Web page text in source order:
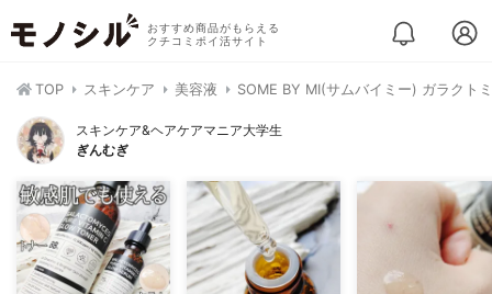
おすすめ商品がもらえる
クチコミポイ活サイト
TOP スキンケア 美容液 SOME BY MI(サムバイミー) ガラクト
スキンケア&ヘアケアマニア大学生
ぎんむぎ